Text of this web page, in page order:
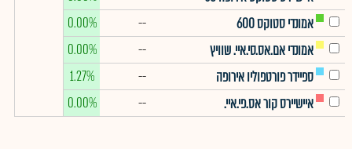
אמונדי סטוקס 600
--
0.00%
אמונדי אם.אס.סי.איי. שוויץ
--
0.00%
ספיידר פורטפוליו אירופה
--
1.27%
איישיירס קור אס.פי.איי.
--
0.00%